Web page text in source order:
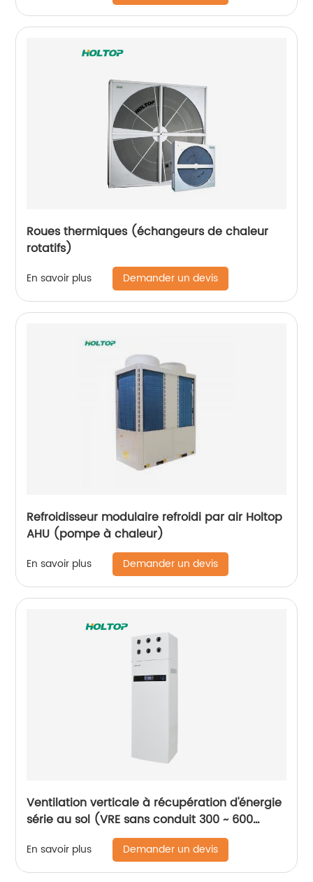
Roues thermiques (échangeurs de chaleur
rotatifs)
En savoir plus Demander un devis
Refroidisseur modulaire refroidi par air Holtop
AHU (pompe à chaleur)
En savoir plus Demander un devis
Ventilation verticale à récupération d'énergie
série au sol (VRE sans conduit 300 ~ 600
En savoir plus Demander un devis